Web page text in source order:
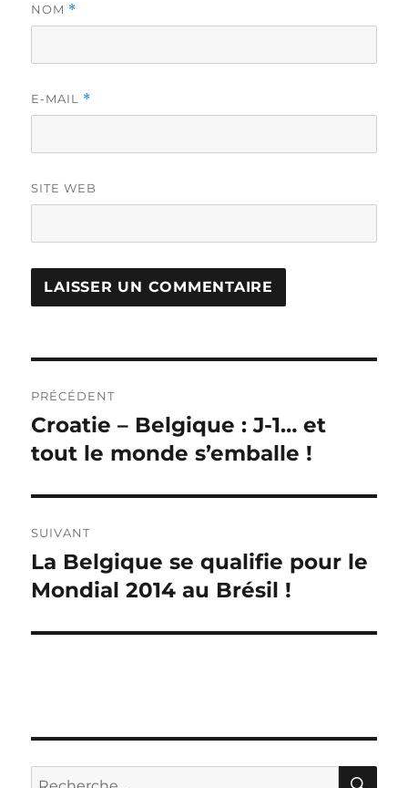
NOM *
E-MAIL *
SITE WEB
de
l’article
PRÉCÉDENT
Publication
précédente :
Croatie – Belgique : J-1… et
tout le monde s’emballe !
SUIVANT
Publication
suivante :
La Belgique se qualifie pour le
Mondial 2014 au Brésil !
Recherche